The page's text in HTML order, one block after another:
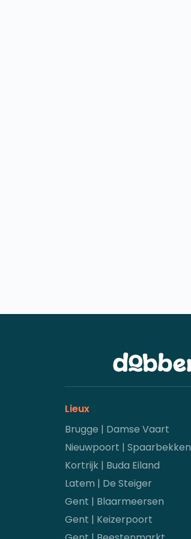
Lieux
Brugge | Damse Vaart
Nieuwpoort | Spaarbekken
Kortrijk | Buda Eiland
Latem | De Steiger
Gent | Blaarmeersen
Gent | Keizerpoort